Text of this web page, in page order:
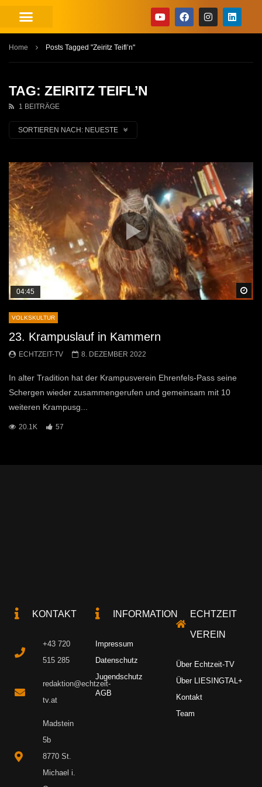
Home Posts Tagged "Zeiritz Teifl’n"
TAG: ZEIRITZ TEIFL’N
1 BEITRÄGE
SORTIEREN NACH: NEUESTE
04:45
VOLKSKULTUR
23. Krampuslauf in Kammern
ECHTZEIT-TV 8. DEZEMBER 2022
In alter Tradition hat der Krampusverein Ehrenfels-Pass seine
Schergen wieder zusammengerufen und gemeinsam mit 10
weiteren Krampusg...
20.1K 57
KONTAKT
+43 720
515 285
redaktion@echtzeit-
tv.at
Madstein
5b
8770 St.
Michael i.
INFORMATION
Impressum
Datenschutz
Jugendschutz
AGB
ECHTZEIT
VEREIN
Über Echtzeit-TV
Über LIESINGTAL+
Kontakt
Team